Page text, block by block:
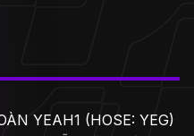
YEAH1 (HOSE: YEG)